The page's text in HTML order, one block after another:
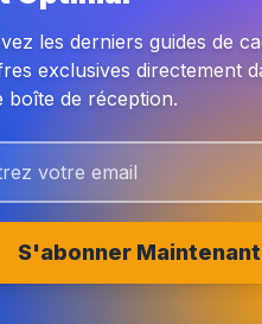
les derniers guides de
exclusives directement
boîte de réception.
S'abonner